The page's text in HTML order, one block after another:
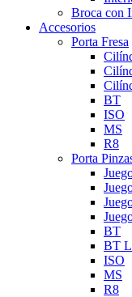
Broca con
Accesorios
Porta Fresa
BT
ISO
MS
R8
Porta
BT
BT
ISO
MS
R8